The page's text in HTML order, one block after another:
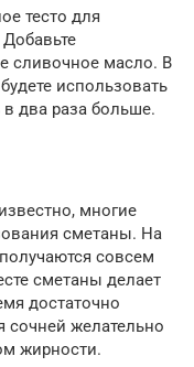
тесто для
сливочное масло. В
использовать
в два раза больше.
многие
сметаны. На
совсем
сметаны делает
достаточно
желательно
жирности.